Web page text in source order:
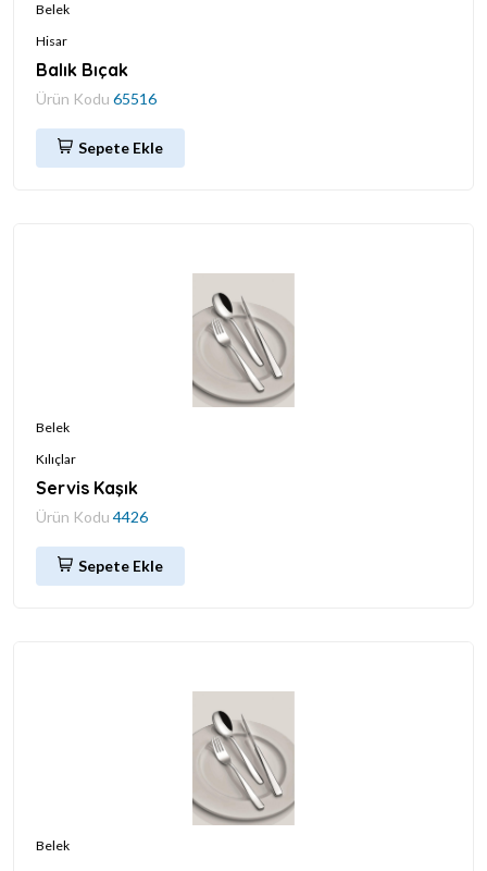
Belek
Hisar
Balık Bıçak
Ürün Kodu 65516
Sepete Ekle
Belek
Kılıçlar
Servis Kaşık
Ürün Kodu 4426
Sepete Ekle
Belek